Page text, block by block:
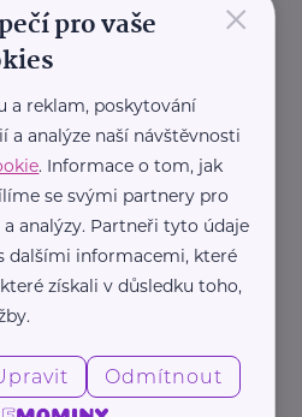
a
cs-cz
×
pro vaše
a reklam, poskytování
a analýze naší návštěvnosti
. Informace o tom, jak
se svými partnery pro
analýzy. Partneři tyto údaje
dalšími informacemi, které
získali v důsledku toho,
Odmítnout